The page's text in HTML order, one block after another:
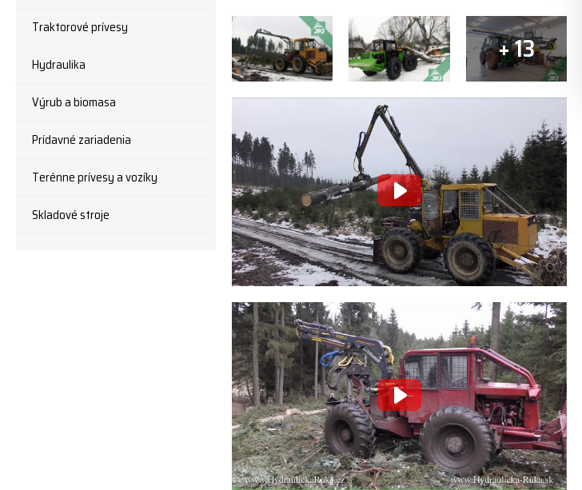
Traktorové prívesy
Hydraulika
Výrub a biomasa
Prídavné zariadenia
Terénne prívesy a vozíky
Skladové stroje
+ 13